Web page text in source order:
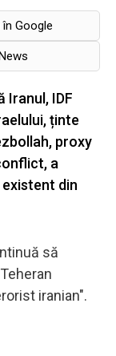
Google
Iranul, IDF
ținte
proxy
a
din
să
iranian".